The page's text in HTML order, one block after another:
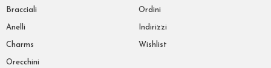
Bracciali
Anelli
Charms
Orecchini
Ordini
Indirizzi
Wishlist